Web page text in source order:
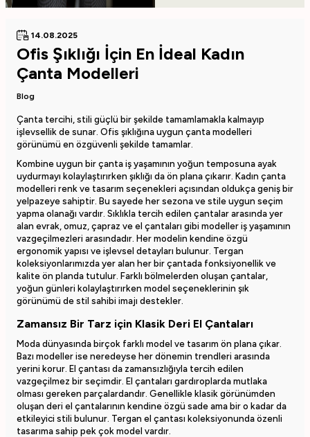
14.08.2025
Ofis Şıklığı İçin En İdeal Kadın
Çanta Modelleri
Blog
Çanta tercihi, stili güçlü bir şekilde tamamlamakla kalmayıp
işlevsellik de sunar. Ofis şıklığına uygun çanta modelleri
görünümü en özgüvenli şekilde tamamlar.
Kombine uygun bir çanta iş yaşamının yoğun temposuna ayak
uydurmayı kolaylaştırırken şıklığı da ön plana çıkarır. Kadın çanta
modelleri renk ve tasarım seçenekleri açısından oldukça geniş bir
yelpazeye sahiptir. Bu sayede her sezona ve stile uygun seçim
yapma olanağı vardır. Sıklıkla tercih edilen çantalar arasında yer
alan evrak, omuz, çapraz ve el çantaları gibi modeller iş yaşamının
vazgeçilmezleri arasındadır. Her modelin kendine özgü
ergonomik yapısı ve işlevsel detayları bulunur. Tergan
koleksiyonlarımızda yer alan her bir çantada fonksiyonellik ve
kalite ön planda tutulur. Farklı bölmelerden oluşan çantalar,
yoğun günleri kolaylaştırırken model seçeneklerinin şık
görünümü de stil sahibi imajı destekler.
Zamansız Bir Tarz için Klasik Deri El Çantaları
Moda dünyasında birçok farklı model ve tasarım ön plana çıkar.
Bazı modeller ise neredeyse her dönemin trendleri arasında
yerini korur. El çantası da zamansızlığıyla tercih edilen
vazgeçilmez bir seçimdir. El çantaları gardıroplarda mutlaka
olması gereken parçalardandır. Genellikle klasik görünümden
oluşan deri el çantalarının kendine özgü sade ama bir o kadar da
etkileyici stili bulunur. Tergan el çantası koleksiyonunda özenli
tasarıma sahip pek çok model vardır.